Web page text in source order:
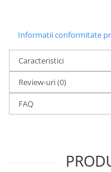
Informatii conformitate
Caracteristici
Review-uri(0)
FAQ